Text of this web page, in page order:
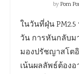
byPom
ในวันที่ฝุ่น
วัน การหันกลับม
มองปรัชญาสโต
เน้นผลลัพธ์ต้อง